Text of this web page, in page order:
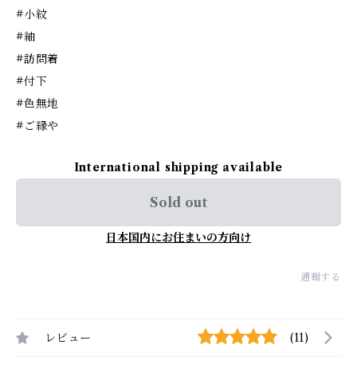
#小紋
#紬
#訪問着
#付下
#色無地
#ご縁や
International shipping available
Sold out
日本国内にお住まいの方向け
通報する
レビュー (11)